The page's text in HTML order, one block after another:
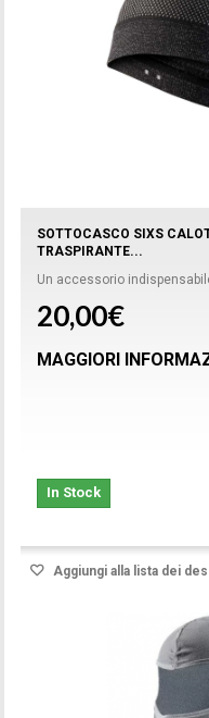
SOTTOCASCO SIXS
TRASPIRANTE...
Un accessorio
20,00€
MAGGIORI
In Stock
Aggiungi alla lista dei